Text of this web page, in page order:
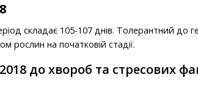
складає 105-107 днів. Толерантний до
рослин на початковій стадії.
до хвороб та стресових